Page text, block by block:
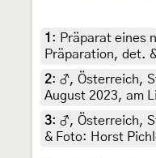
1 : Präparat eines
Präparation, det.
2: ♂, Österreich,
August 2023, am
3: ♂, Österreich,
& Foto: Horst